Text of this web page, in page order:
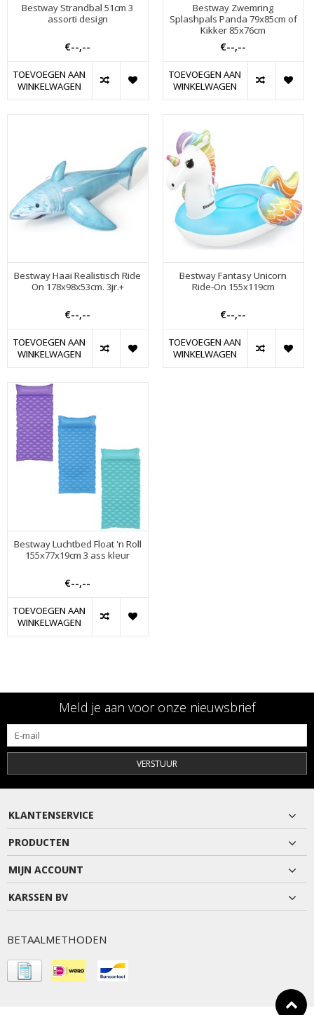
Bestway Strandbal 51cm 3
assorti design
€--,--
TOEVOEGEN AAN
WINKELWAGEN
Bestway Zwemring
Splashpals Panda 79x85cm of
Kikker 85x76cm
€--,--
TOEVOEGEN AAN
WINKELWAGEN
Bestway Haai Realistisch Ride
On 178x98x53cm. 3jr.+
€--,--
TOEVOEGEN AAN
WINKELWAGEN
Bestway Fantasy Unicorn
Ride-On 155x119cm
€--,--
TOEVOEGEN AAN
WINKELWAGEN
Bestway Luchtbed Float 'n Roll
155x77x19cm 3 ass kleur
€--,--
TOEVOEGEN AAN
WINKELWAGEN
Meld je aan voor onze nieuwsbrief
VERSTUUR
KLANTENSERVICE
PRODUCTEN
MIJN ACCOUNT
KARSSEN BV
BETAALMETHODEN